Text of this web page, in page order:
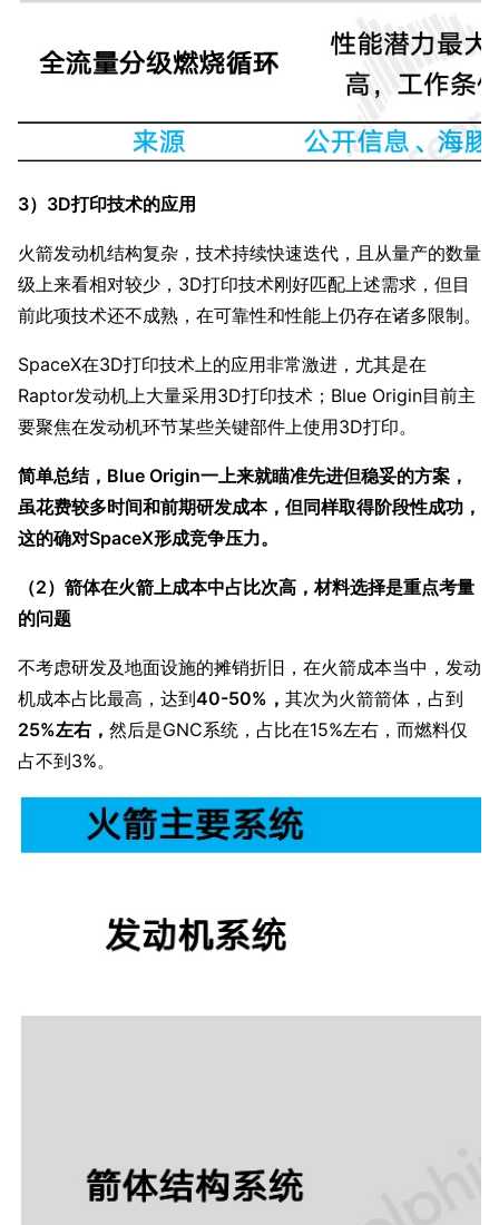
3）3D打印技术的应用
火箭发动机结构复杂，技术持续快速迭代，且从量产的数量
级上来看相对较少，3D打印技术刚好匹配上述需求，但目
前此项技术还不成熟，在可靠性和性能上仍存在诸多限制。
SpaceX在3D打印技术上的应用非常激进，尤其是在
Raptor发动机上大量采用3D打印技术；Blue Origin目前主
要聚焦在发动机环节某些关键部件上使用3D打印。
简单总结，Blue Origin一上来就瞄准先进但稳妥的方案，
虽花费较多时间和前期研发成本，但同样取得阶段性成功，
这的确对SpaceX形成竞争压力。
（2）箭体在火箭上成本中占比次高，材料选择是重点考量
的问题
不考虑研发及地面设施的摊销折旧，在火箭成本当中，发动
机成本占比最高，达到40-50%， 其次为火箭箭体，占到
25%左右， 然后是GNC系统，占比在15%左右，而燃料仅
占不到3%。